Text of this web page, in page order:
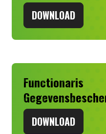
DOWNLOAD
Functionaris
DOWNLOAD